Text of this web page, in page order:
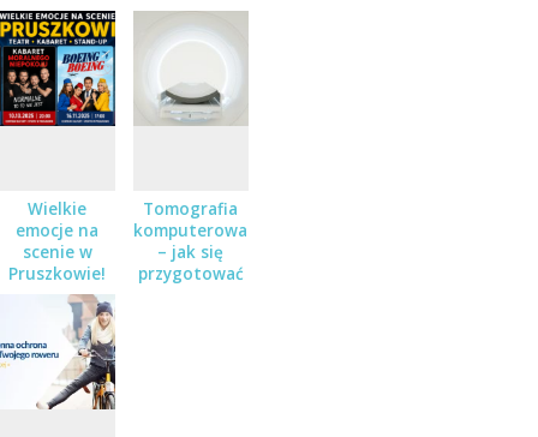
Wielkie
emocje na
scenie w
Pruszkowie!
Teatr,
kabaret i
stand-up – a
do wygrania
podwójne
zaproszenia!
Tomografia
komputerowa
– jak się
przygotować